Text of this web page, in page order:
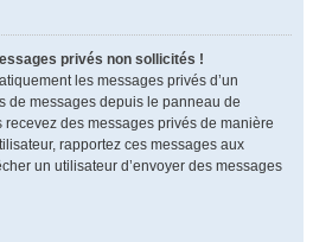
privés non sollicités !
les messages privés d’un
de messages depuis le panneau de
recevez des messages privés de manière
rapportez ces messages aux
un utilisateur d’envoyer des messages